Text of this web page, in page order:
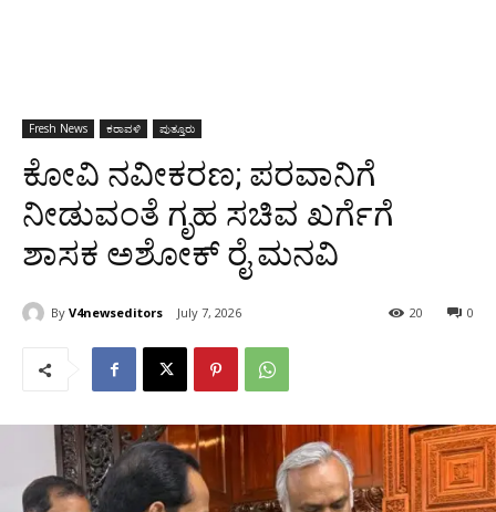
Fresh News ಕರಾವಳಿ ಪುತ್ತೂರು
ಕೋವಿ ನವೀಕರಣ; ಪರವಾನಿಗೆ
ನೀಡುವಂತೆ ಗೃಹ ಸಚಿವ ಖರ್ಗೆಗೆ
ಶಾಸಕ ಅಶೋಕ್ ರೈ ಮನವಿ
By V4newseditors July 7, 2026 0
20